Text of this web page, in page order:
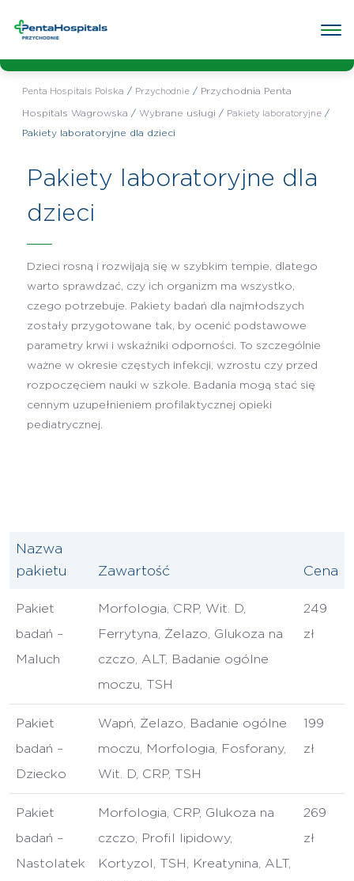
przychodnia:
Penta Hospitals Polska / Przychodnie/ Przychodnia Penta
Hospitals Wagrowska / Wybrane usługi / Pakiety laboratoryjne/
Pakiety laboratoryjne dla dzieci
Pakiety laboratoryjne dla
dzieci
Dzieci rosną i rozwijają się w szybkim tempie, dlatego
warto sprawdzać, czy ich organizm ma wszystko,
czego potrzebuje. Pakiety badań dla najmłodszych
zostały przygotowane tak, by ocenić podstawowe
parametry krwi i wskaźniki odporności. To szczególnie
ważne w okresie częstych infekcji, wzrostu czy przed
rozpoczęciem nauki w szkole. Badania mogą stać się
cennym uzupełnieniem profilaktycznej opieki
pediatrycznej.
Nazwa
pakietu
Zawartość Cena
Pakiet
badań –
Maluch
Morfologia, CRP, Wit. D,
Ferrytyna, Żelazo, Glukoza na
czczo, ALT, Badanie ogólne
moczu, TSH
249
zł
Pakiet
badań –
Dziecko
Wapń, Żelazo, Badanie ogólne
moczu, Morfologia, Fosforany,
Wit. D, CRP, TSH
199
zł
Pakiet
badań –
Nastolatek
Morfologia, CRP, Glukoza na
czczo, Profil lipidowy,
Kortyzol, TSH, Kreatynina, ALT,
269
zł